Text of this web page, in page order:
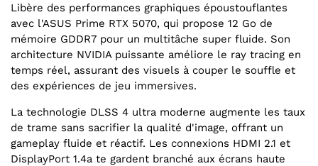
Libère des performances graphiques époustouflantes
avec l'ASUS Prime RTX 5070, qui propose 12 Go de
mémoire GDDR7 pour un multitâche super fluide. Son
architecture NVIDIA puissante améliore le ray tracing en
temps réel, assurant des visuels à couper le souffle et
des expériences de jeu immersives.
La technologie DLSS 4 ultra moderne augmente les taux
de trame sans sacrifier la qualité d'image, offrant un
gameplay fluide et réactif. Les connexions HDMI 2.1 et
DisplayPort 1.4a te gardent branché aux écrans haute